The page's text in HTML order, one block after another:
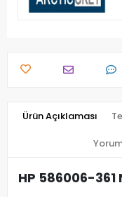
Ürün Açıklaması
HP 586006-